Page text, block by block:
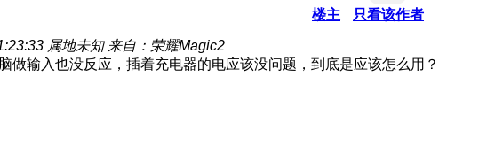
楼主
只看该作者
属地未知 来自：荣耀Magic2
做输入也没反应，插着充电器的电应该没问题，到底是应该怎么用？